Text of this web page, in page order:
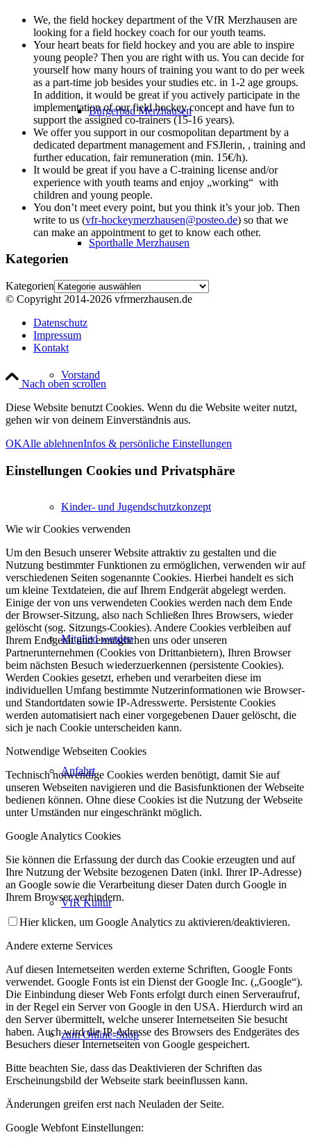
Bürgerbad Merzhausen
Sporthalle Merzhausen
Vorstand
Kinder- und Jugendschutzkonzept
Mitglied werden
Anfahrt
VfR Kultur
zum Online-Shop
We, the field hockey department of the VfR Merzhausen are
looking for a field hockey coach for our youth teams.
Your heart beats for field hockey and you are able to inspire
young people? Then you are right with us. You can decide for
yourself how many hours of training you want to do per week
as a part-time job besides your studies etc. in 1-2 age groups.
In addition, it would be great if you actively participate in the
implementation of our field hockey concept and have fun to
support the assigned co-trainers (15-16 years).
We offer you support in our cosmopolitan department by a
dedicated department management and FSJlerin, , training and
further education, fair remuneration (min. 15€/h).
It would be great if you have a C-training license and/or
experience with youth teams and enjoy „working“ with
children and young people.
You don’t meet every point, but you think it’s your job. Then
write to us (vfr-hockeymerzhausen@posteo.de) so that we
can make an appointment to get to know each other.
Kategorien
Kategorien
© Copyright 2014-2026 vfrmerzhausen.de
Datenschutz
Impressum
Kontakt
Nach oben scrollen
Diese Website benutzt Cookies. Wenn du die Website weiter nutzt,
gehen wir von deinem Einverständnis aus.
OKAlle ablehnenInfos & persönliche Einstellungen
Einstellungen Cookies und Privatsphäre
Wie wir Cookies verwenden
Um den Besuch unserer Website attraktiv zu gestalten und die
Nutzung bestimmter Funktionen zu ermöglichen, verwenden wir auf
verschiedenen Seiten sogenannte Cookies. Hierbei handelt es sich
um kleine Textdateien, die auf Ihrem Endgerät abgelegt werden.
Einige der von uns verwendeten Cookies werden nach dem Ende
der Browser-Sitzung, also nach Schließen Ihres Browsers, wieder
gelöscht (sog. Sitzungs-Cookies). Andere Cookies verbleiben auf
Ihrem Endgerät und ermöglichen uns oder unseren
Partnerunternehmen (Cookies von Drittanbietern), Ihren Browser
beim nächsten Besuch wiederzuerkennen (persistente Cookies).
Werden Cookies gesetzt, erheben und verarbeiten diese im
individuellen Umfang bestimmte Nutzerinformationen wie Browser-
und Standortdaten sowie IP-Adresswerte. Persistente Cookies
werden automatisiert nach einer vorgegebenen Dauer gelöscht, die
sich je nach Cookie unterscheiden kann.
Notwendige Webseiten Cookies
Technisch notwendige Cookies werden benötigt, damit Sie auf
unseren Webseiten navigieren und die Basisfunktionen der Webseite
bedienen können. Ohne diese Cookies ist die Nutzung der Webseite
unter Umständen nur eingeschränkt möglich.
Google Analytics Cookies
Sie können die Erfassung der durch das Cookie erzeugten und auf
Ihre Nutzung der Website bezogenen Daten (inkl. Ihrer IP-Adresse)
an Google sowie die Verarbeitung dieser Daten durch Google in
Ihrem Browser verhindern.
Hier klicken, um Google Analytics zu aktivieren/deaktivieren.
Andere externe Services
Auf diesen Internetseiten werden externe Schriften, Google Fonts
verwendet. Google Fonts ist ein Dienst der Google Inc. („Google“).
Die Einbindung dieser Web Fonts erfolgt durch einen Serveraufruf,
in der Regel ein Server von Google in den USA. Hierdurch wird an
den Server übermittelt, welche unserer Internetseiten Sie besucht
haben. Auch wird die IP-Adresse des Browsers des Endgerätes des
Besuchers dieser Internetseiten von Google gespeichert.
Bitte beachten Sie, dass das Deaktivieren der Schriften das
Erscheinungsbild der Webseite stark beeinflussen kann.
Änderungen greifen erst nach Neuladen der Seite.
Google Webfont Einstellungen: